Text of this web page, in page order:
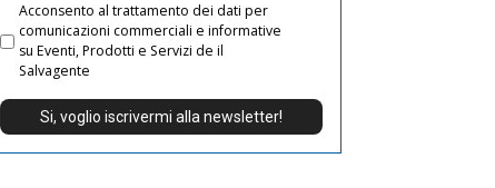
Acconsento al trattamento dei dati per
comunicazioni commerciali e informative
su Eventi, Prodotti e Servizi de il
Salvagente